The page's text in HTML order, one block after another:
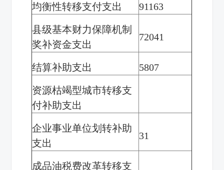
均衡性转移支付支出 91163
县级基本财力保障机制
奖补资金支出
72041
结算补助支出 5807
资源枯竭型城市转移支
付补助支出
企业事业单位划转补助
支出
31
成品油税费改革转移支